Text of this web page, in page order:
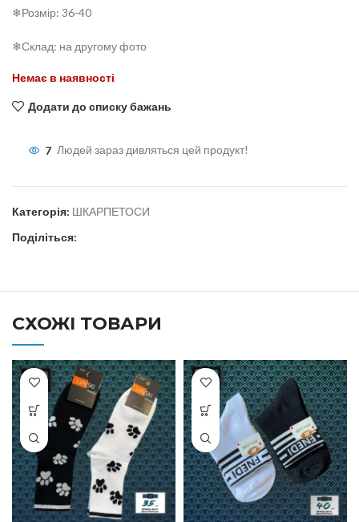
❄Розмір: 36-40
❄Склад: на другому фото
Немає в наявності
Додати до списку бажань
7 Людей зараз дивляться цей продукт!
Категорія: ШКАРПЕТОСИ
Поділіться:
СХОЖІ ТОВАРИ